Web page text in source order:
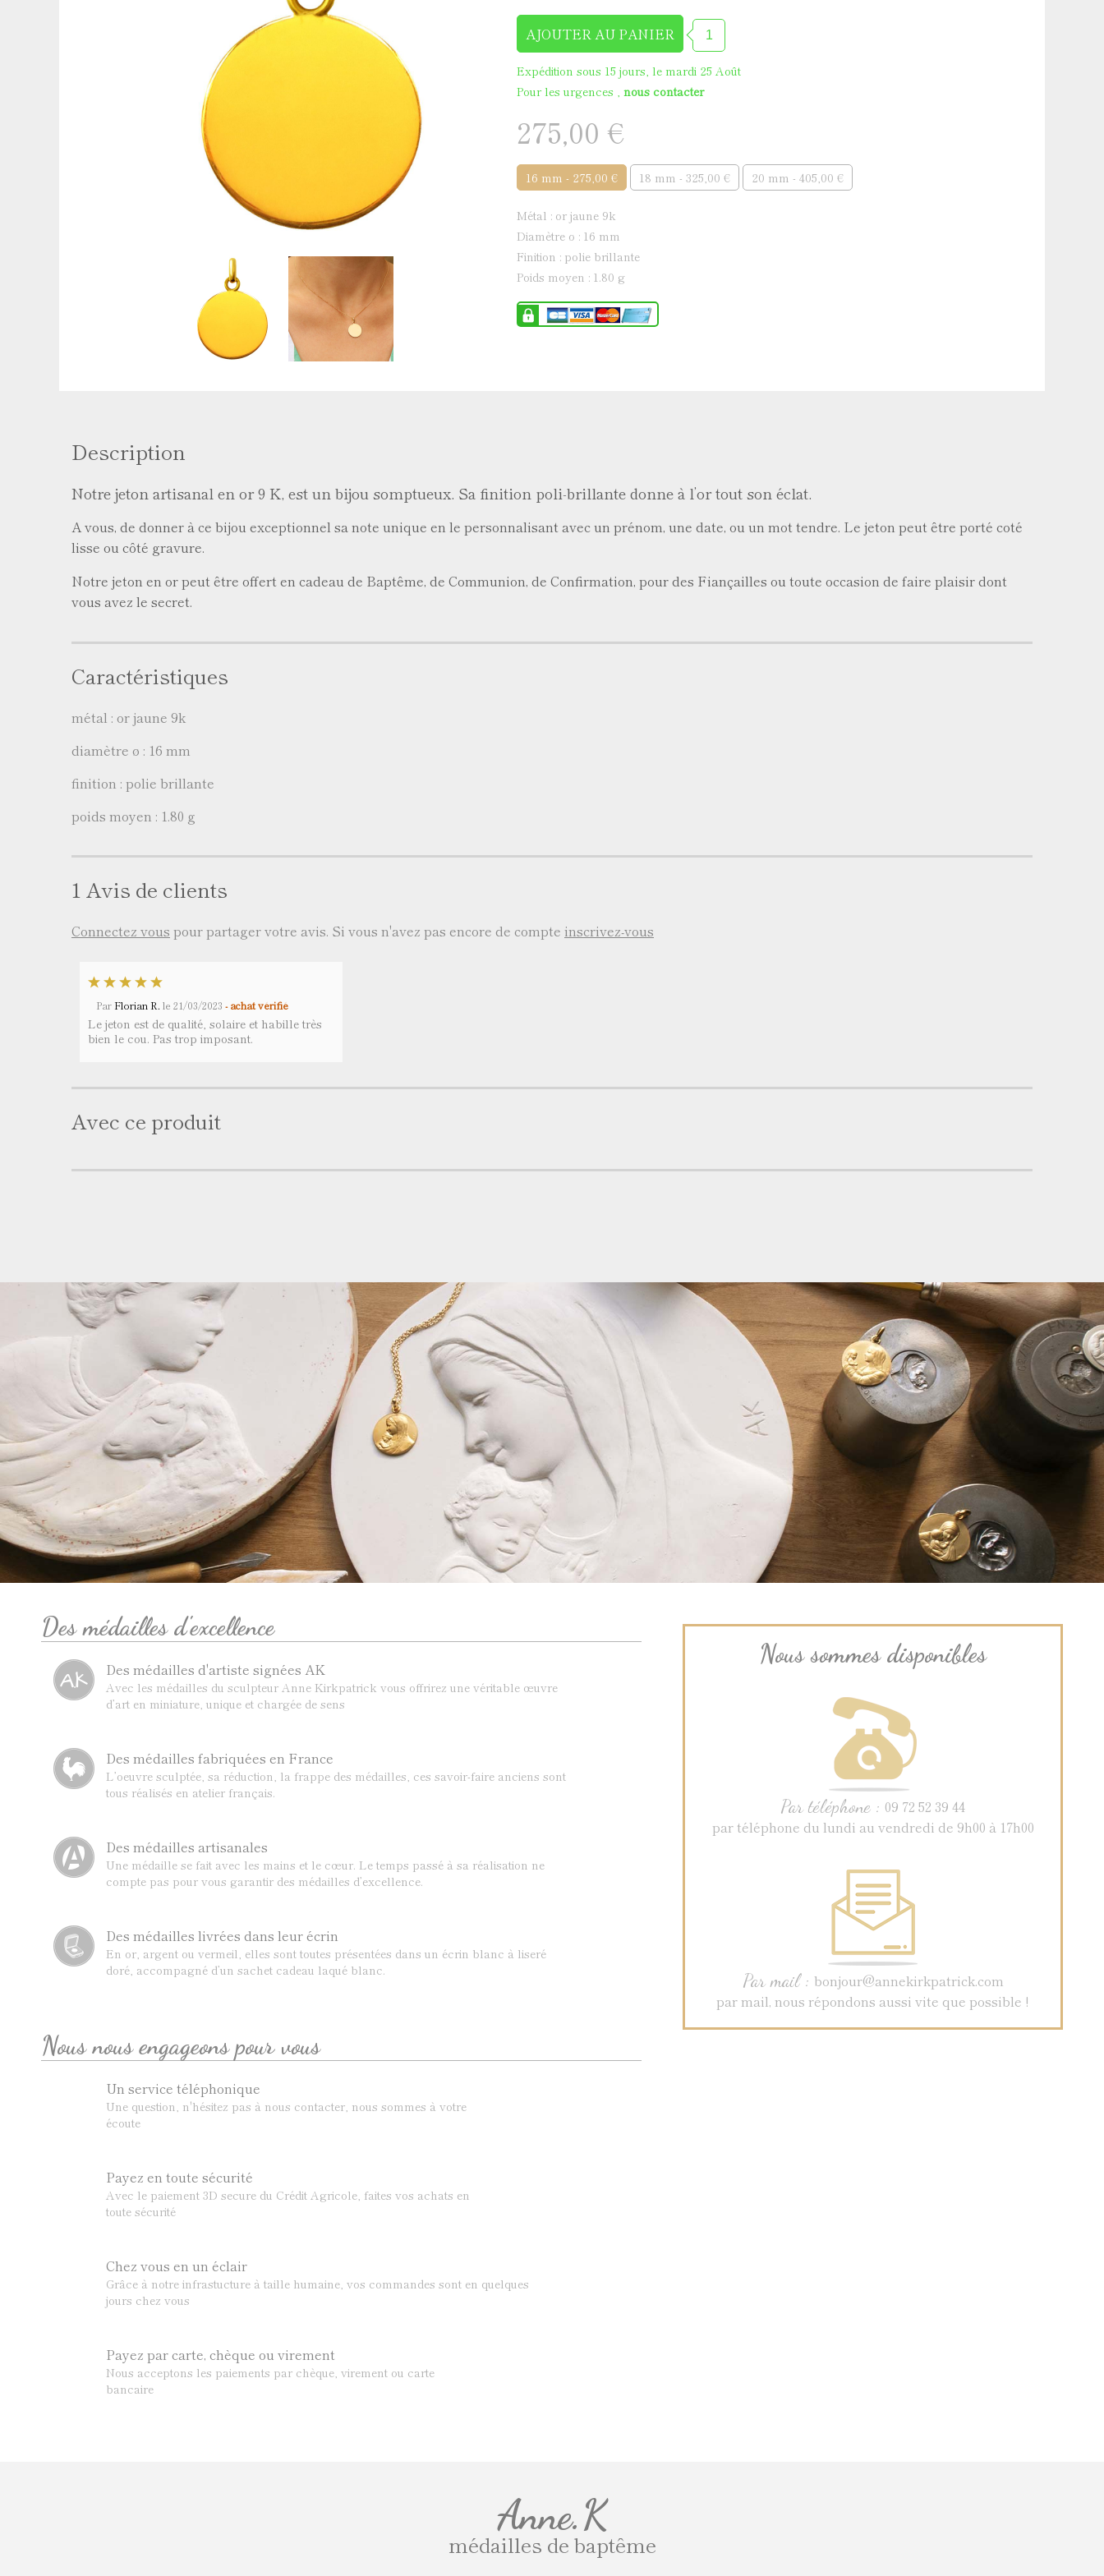
Médaille de baptême en argent
Quelle médaille pour un baptême ?
Que faire graver au dos de sa médaille ?
Expédition sous 15 jours, le mardi 25 Août
Pour les urgences , nous contacter
275,00 €
16 mm - 275,00 € 18 mm - 325,00 € 20 mm - 405,00 €
métal : or jaune 9k
diamètre ø : 16 mm
finition : polie brillante
poids moyen : 1.80 g
Description
Notre jeton artisanal en or 9 K, est un bijou somptueux. Sa finition poli-brillante donne à l’or tout son éclat.
A vous, de donner à ce bijou exceptionnel sa note unique en le personnalisant avec un prénom, une date, ou un mot tendre. Le jeton peut être porté coté
lisse ou côté gravure.
Notre jeton en or peut être offert en cadeau de Baptême, de Communion, de Confirmation, pour des Fiançailles ou toute occasion de faire plaisir dont
vous avez le secret.
Caractéristiques
métal : or jaune 9k
diamètre ø : 16 mm
finition : polie brillante
poids moyen : 1.80 g
1 Avis de clients
Connectez vous pour partager votre avis. Si vous n'avez pas encore de compte inscrivez-vous
Par Florian R. le 21/03/2023 - achat vérifié
Le jeton est de qualité, solaire et habille très
bien le cou. Pas trop imposant.
Avec ce produit
Des médailles d'excellence
Des médailles d'artiste signées AK
Avec les médailles du sculpteur Anne Kirkpatrick vous offrirez une véritable œuvre
d’art en miniature, unique et chargée de sens
Des médailles fabriquées en France
L’oeuvre sculptée, sa réduction, la frappe des médailles, ces savoir-faire anciens sont
tous réalisés en atelier français.
Des médailles artisanales
Une médaille se fait avec les mains et le cœur. Le temps passé à sa réalisation ne
compte pas pour vous garantir des médailles d’excellence.
Des médailles livrées dans leur écrin
En or, argent ou vermeil, elles sont toutes présentées dans un écrin blanc à liseré
doré, accompagné d’un sachet cadeau laqué blanc.
Nous nous engageons pour vous
Un service téléphonique
Une question, n'hésitez pas à nous contacter, nous sommes à votre
écoute
Payez en toute sécurité
Avec le paiement 3D secure du Crédit Agricole, faites vos achats en
toute sécurité
Chez vous en un éclair
Grâce à notre infrastucture à taille humaine, vos commandes sont en quelques
jours chez vous
Payez par carte, chèque ou virement
Nous acceptons les paiements par chèque, virement ou carte
bancaire
Nous sommes disponibles
Par téléphone : 09 72 52 39 44
par téléphone du lundi au vendredi de 9h00 à 17h00
Par mail : bonjour@annekirkpatrick.com
par mail, nous répondons aussi vite que possible !
Anne.K
médailles de baptême